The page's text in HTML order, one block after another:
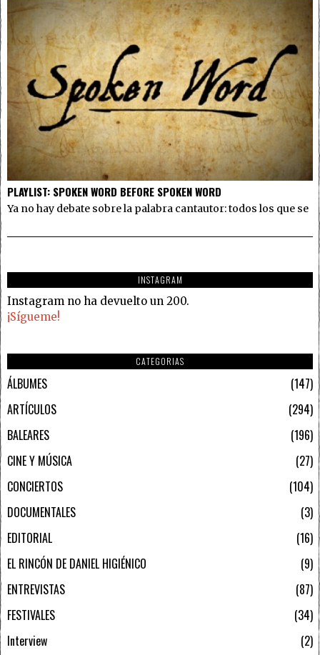
PLAYLIST: SPOKEN WORD BEFORE SPOKEN WORD
Ya no hay debate sobre la palabra cantautor: todos los que se
INSTAGRAM
Instagram no ha devuelto un 200.
¡Sígueme!
CATEGORIAS
ÁLBUMES
147
ARTÍCULOS
294
BALEARES
196
CINE Y MÚSICA
27
CONCIERTOS
104
DOCUMENTALES
3
EDITORIAL
16
EL RINCÓN DE DANIEL HIGIÉNICO
9
ENTREVISTAS
87
FESTIVALES
34
Interview
2